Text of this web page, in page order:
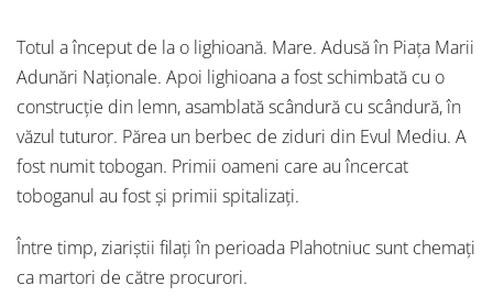
Totul a început de la o lighioană. Mare. Adusă în Piața Marii
Adunări Naționale. Apoi lighioana a fost schimbată cu o
construcție din lemn, asamblată scândură cu scândură, în
văzul tuturor. Părea un berbec de ziduri din Evul Mediu. A
fost numit tobogan. Primii oameni care au încercat
toboganul au fost și primii spitalizați.
Între timp, ziariștii filați în perioada Plahotniuc sunt chemați
ca martori de către procurori.